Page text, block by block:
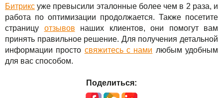
Битрикс уже превысили эталонные более чем в 2 раза, и
работа по оптимизации продолжается. Также посетите
страницу отзывов наших клиентов, они помогут вам
принять правильное решение. Для получения детальной
информации просто свяжитесь с нами любым удобным
для вас способом.
Поделиться: